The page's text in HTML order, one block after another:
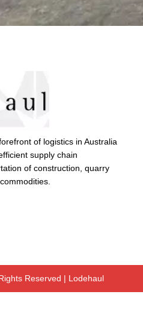
of logistics in Australia
supply chain
of construction, quarry
Reserved | Lodehaul